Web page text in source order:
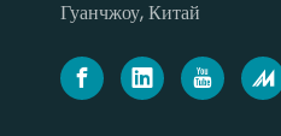
Гуанчжоу, Китай